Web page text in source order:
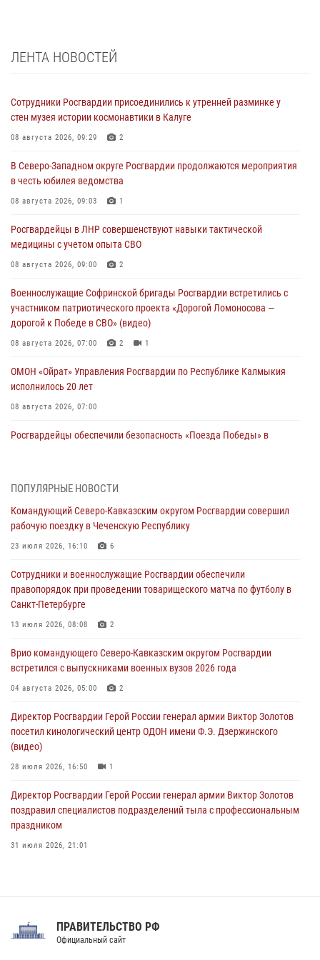
ЛЕНТА НОВОСТЕЙ
Сотрудники Росгвардии присоединились к утренней разминке у
стен музея истории космонавтики в Калуге
08 августа 2026, 09:29 2
В Северо-Западном округе Росгвардии продолжаются мероприятия
в честь юбилея ведомства
08 августа 2026, 09:03 1
Росгвардейцы в ЛНР совершенствуют навыки тактической
медицины с учетом опыта СВО
08 августа 2026, 09:00 2
Военнослужащие Софринской бригады Росгвардии встретились с
участником патриотического проекта «Дорогой Ломоносова —
дорогой к Победе в СВО» (видео)
08 августа 2026, 07:00 2 1
ОМОН «Ойрат» Управления Росгвардии по Республике Калмыкия
исполнилось 20 лет
08 августа 2026, 07:00
Росгвардейцы обеспечили безопасность «Поезда Победы» в
настольному теннису ко Дню физкультурника
08 августа 2026, 07:00
ограниченными возможностями здоровья (видео)
08 августа 2026, 06:32 1
Спецназ Росгвардии в Марий Эл почтил память товарища на
08 августа 2026, 06:15 9
День физкультурника в Уральском округе Росгвардии отметили
08 августа 2026, 06:03
ПОПУЛЯРНЫЕ НОВОСТИ
Командующий Северо-Кавказским округом Росгвардии совершил
рабочую поездку в Чеченскую Республику
23 июля 2026, 16:10 6
Сотрудники и военнослужащие Росгвардии обеспечили
правопорядок при проведении товарищеского матча по футболу в
Санкт-Петербурге
13 июля 2026, 08:08 2
Врио командующего Северо-Кавказским округом Росгвардии
встретился с выпускниками военных вузов 2026 года
04 августа 2026, 05:00 2
Директор Росгвардии Герой России генерал армии Виктор Золотов
посетил кинологический центр ОДОН имени Ф.Э. Дзержинского
(видео)
28 июля 2026, 16:50 1
Директор Росгвардии Герой России генерал армии Виктор Золотов
поздравил специалистов подразделений тыла с профессиональным
праздником
31 июля 2026, 21:01
Праздник «Один день с Росгвардией» к 105-летию Центрального
ПРАВИТЕЛЬСТВО РФ
Официальный сайт